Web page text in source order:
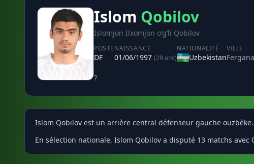
Islom Qobilov
Islomjon Ilxomjon oʻgʻli Qobilov
POSTE
DF
NAISSANCE
01/06/1997 (29 ans)
NATIONALITÉ
Uzbekistan
VILLE
Fergana
?
Islom Qobilov est un arrière central défenseur gauche
En sélection nationale, Islom Qobilov a disputé 13 matchs